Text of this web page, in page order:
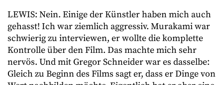
LEWIS: Nein. Einige der Künstler haben mich auch
gehasst! Ich war ziemlich aggressiv. Murakami war
schwierig zu interviewen, er wollte die komplette
Kontrolle über den Film. Das machte mich sehr
nervös. Und mit Gregor Schneider war es dasselbe:
Gleich zu Beginn des Films sagt er, dass er Dinge von